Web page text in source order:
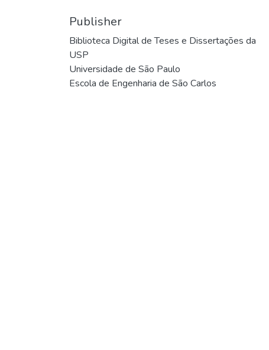
Publisher
Biblioteca Digital de Teses e Dissertações da
USP
Universidade de São Paulo
Escola de Engenharia de São Carlos